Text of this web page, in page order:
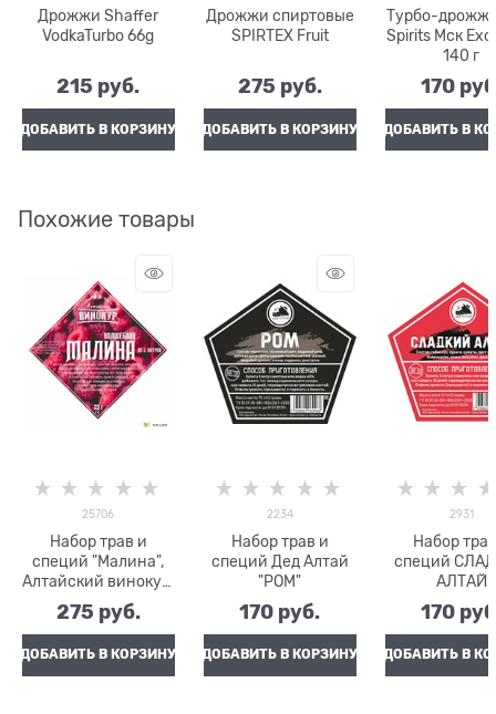
Дрожжи Shaffer
VodkaTurbo 66g
215 руб.
ДОБАВИТЬ В КОРЗИНУ
Дрожжи спиртовые
SPIRTEX Fruit
275 руб.
ДОБАВИТЬ В КОРЗИНУ
Турбо-
Spirits Мск
140 г
170
ДОБАВИТЬ В
Похожие товары
25706
Набор трав и
специй "Малина",
Алтайский винокур,
ШТ.
275 руб.
ДОБАВИТЬ В КОРЗИНУ
2234
Набор трав и
специй Дед Алтай
"РОМ"
170 руб.
ДОБАВИТЬ В КОРЗИНУ
2931
Набор
специй
АЛТАЙ
170
ДОБАВИТЬ В